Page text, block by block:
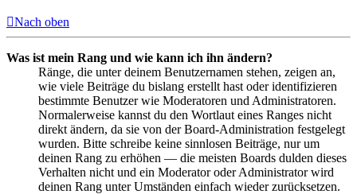
Nach oben
Was ist mein Rang und wie kann ich ihn ändern?
Ränge, die unter deinem Benutzernamen stehen, zeigen an,
wie viele Beiträge du bislang erstellt hast oder identifizieren
bestimmte Benutzer wie Moderatoren und Administratoren.
Normalerweise kannst du den Wortlaut eines Ranges nicht
direkt ändern, da sie von der Board-Administration festgelegt
wurden. Bitte schreibe keine sinnlosen Beiträge, nur um
deinen Rang zu erhöhen — die meisten Boards dulden dieses
Verhalten nicht und ein Moderator oder Administrator wird
deinen Rang unter Umständen einfach wieder zurücksetzen.